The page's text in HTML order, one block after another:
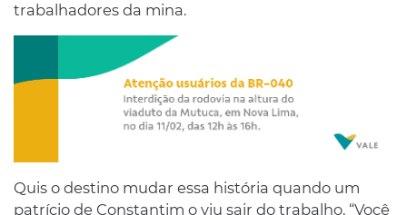
trabalhadores da mina.
Quis o destino mudar essa história quando um
patrício de Constantim o viu sair do trabalho. “Você